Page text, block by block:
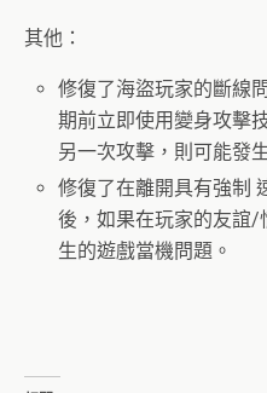
其他：
修復了海盜玩家的斷線
期前立即使用變身攻擊
另一次攻擊，則可能發
修復了在離開具有強制
後，如果在玩家的友誼/
生的遊戲當機問題。